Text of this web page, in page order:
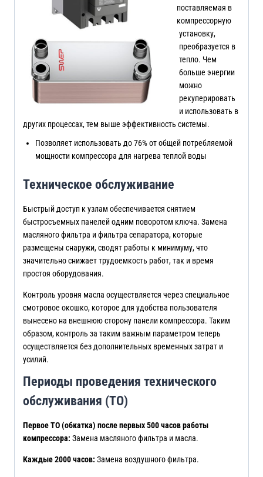
поставляемая в
компрессорную
установку,
преобразуется в
тепло. Чем
больше энергии
можно
рекуперировать
и использовать в
других процессах, тем выше эффективность системы.
Позволяет использовать до 76% от общей потребляемой
мощности компрессора для нагрева теплой воды
Техническое обслуживание
Быстрый доступ к узлам обеспечивается снятием
быстросъемных панелей одним поворотом ключа. Замена
масляного фильтра и фильтра сепаратора, которые
размещены снаружи, сводят работы к минимуму, что
значительно снижает трудоемкость работ, так и время
простоя оборудования.
Контроль уровня масла осуществляется через специальное
смотровое окошко, которое для удобства пользователя
вынесено на внешнюю сторону панели компрессора. Таким
образом, контроль за таким важным параметром теперь
осуществляется без дополнительных временных затрат и
усилий.
Периоды проведения технического
обслуживания (ТО)
Первое ТО (обкатка) после первых 500 часов работы
компрессора: Замена масляного фильтра и масла.
Каждые 2000 часов: Замена воздушного фильтра.